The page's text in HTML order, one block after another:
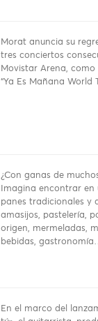
Morat anuncia su
tres conciertos
Movistar Arena,
“Ya Es Mañana World
¿Con ganas de
Imagina encontrar en
panes tradicionales y
amasijos, pastelería,
origen, mermeladas,
bebidas,
En el marco del